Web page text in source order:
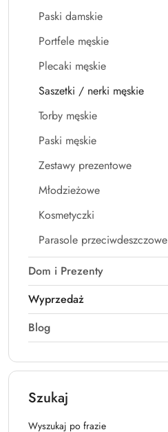
Paski damskie
Portfele męskie
Plecaki męskie
Saszetki / nerki męskie
Torby męskie
Paski męskie
Zestawy prezentowe
Młodzieżowe
Kosmetyczki
Parasole przeciwdeszczowe
Dom i Prezenty
Wyprzedaż
Blog
Szukaj